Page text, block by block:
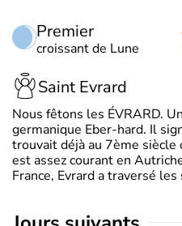
Premier
croissant de Lune
Saint Evrard
Nous fêtons les ÉVRARD.
germanique Eber-hard. Il
trouvait déjà au 7ème siècle
est assez courant en
France, Evrard a traversé